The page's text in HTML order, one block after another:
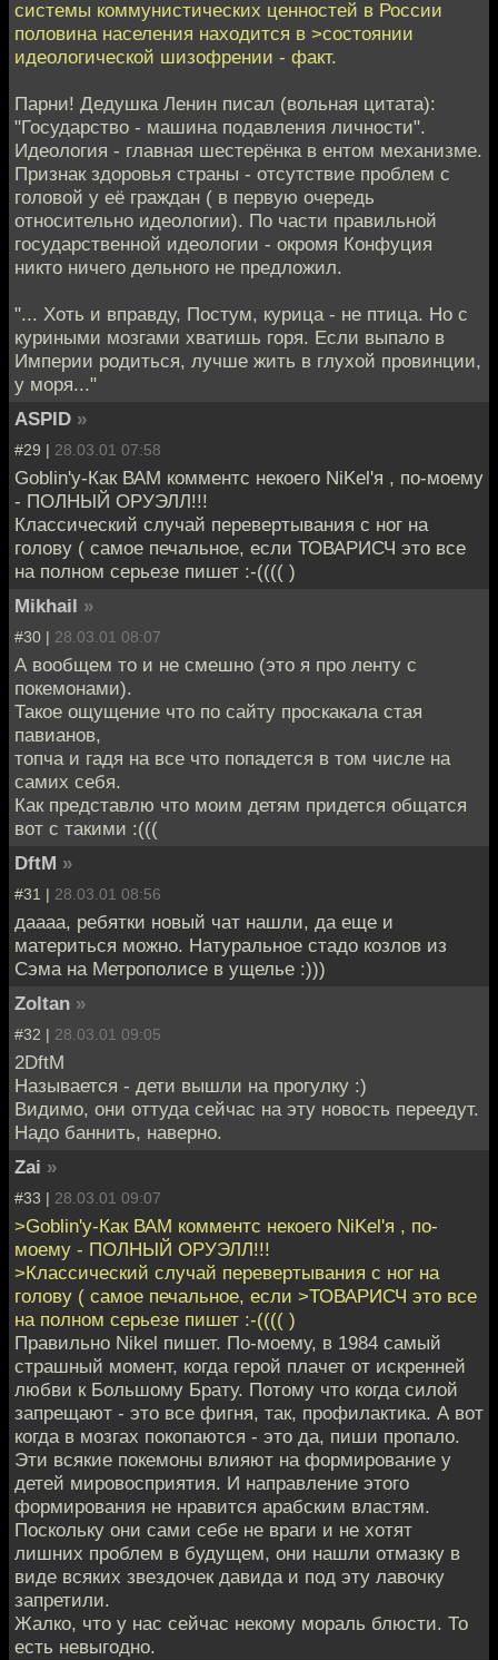
системы коммунистических ценностей в России
половина населения находится в >состоянии
идеологической шизофрении - факт.
Парни! Дедушка Ленин писал (вольная цитата):
"Государство - машина подавления личности".
Идеология - главная шестерёнка в ентом механизме.
Признак здоровья страны - отсутствие проблем с
головой у её граждан ( в первую очередь
относительно идеологии). По части правильной
государственной идеологии - окромя Конфуция
никто ничего дельного не предложил.
"... Хоть и вправду, Постум, курица - не птица. Но с
куриными мозгами хватишь горя. Если выпало в
Империи родиться, лучше жить в глухой провинции,
у моря..."
ASPID »
#29 | 28.03.01 07:58
Goblin'у-Как ВАМ комментс некоего NiKel'я , по-моему
- ПОЛНЫЙ ОРУЭЛЛ!!!
Классический случай перевертывания с ног на
голову ( самое печальное, если ТОВАРИСЧ это все
на полном серьезе пишет :-(((( )
Mikhail »
#30 | 28.03.01 08:07
А вообщем то и не смешно (это я про ленту с
покемонами).
Такое ощущение что по сайту проскакала стая
павианов,
топча и гадя на все что попадется в том числе на
самих себя.
Как представлю что моим детям придется общатся
вот с такими :(((
DftM »
#31 | 28.03.01 08:56
даааа, ребятки новый чат нашли, да еще и
материться можно. Натуральное стадо козлов из
Сэма на Метрополисе в ущелье :)))
Zoltan »
#32 | 28.03.01 09:05
2DftM
Называется - дети вышли на прогулку :)
Видимо, они оттуда сейчас на эту новость переедут.
Надо баннить, наверно.
Zai »
#33 | 28.03.01 09:07
>Goblin'у-Как ВАМ комментс некоего NiKel'я , по-
моему - ПОЛНЫЙ ОРУЭЛЛ!!!
>Классический случай перевертывания с ног на
голову ( самое печальное, если >ТОВАРИСЧ это все
на полном серьезе пишет :-(((( )
Правильно Nikel пишет. По-моему, в 1984 самый
страшный момент, когда герой плачет от искренней
любви к Большому Брату. Потому что когда силой
запрещают - это все фигня, так, профилактика. А вот
когда в мозгах покопаются - это да, пиши пропало.
Эти всякие покемоны влияют на формирование у
детей мировосприятия. И направление этого
формирования не нравится арабским властям.
Поскольку они сами себе не враги и не хотят
лишних проблем в будущем, они нашли отмазку в
виде всяких звездочек давида и под эту лавочку
запретили.
Жалко, что у нас сейчас некому мораль блюсти. То
есть невыгодно.